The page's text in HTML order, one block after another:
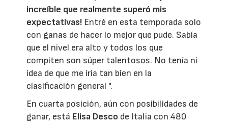
increíble que realmente superó mis
expectativas! Entré en esta temporada solo
con ganas de hacer lo mejor que pude. Sabía
que el nivel era alto y todos los que
compiten son súper talentosos. No tenía ni
idea de que me iría tan bien en la
clasificación general ".
En cuarta posición, aún con posibilidades de
ganar, está Elisa Desco de Italia con 480